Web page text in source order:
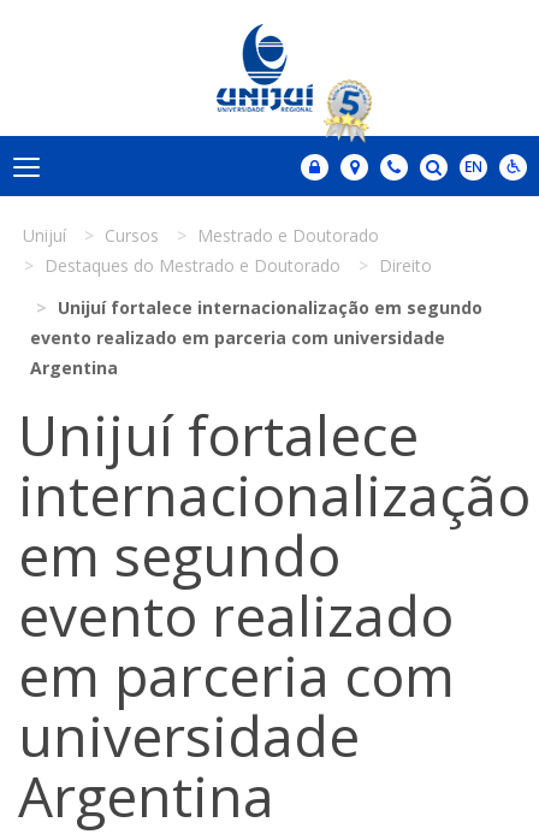
Unijuí Cursos
Mestrado e Doutorado
Destaques do Mestrado e Doutorado
Direito
Unijuí fortalece internacionalização em segundo
evento realizado em parceria com universidade
Argentina
Unijuí fortalece
internacionalização
em segundo
evento realizado
em parceria com
universidade
Argentina